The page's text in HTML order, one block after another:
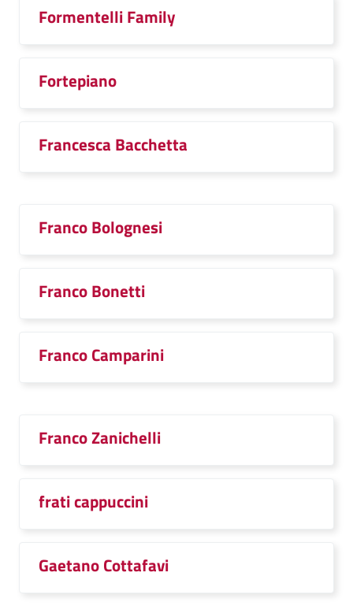
Formentelli Family
Fortepiano
Francesca Bacchetta
Franco Bolognesi
Franco Bonetti
Franco Camparini
Franco Zanichelli
frati cappuccini
Gaetano Cottafavi